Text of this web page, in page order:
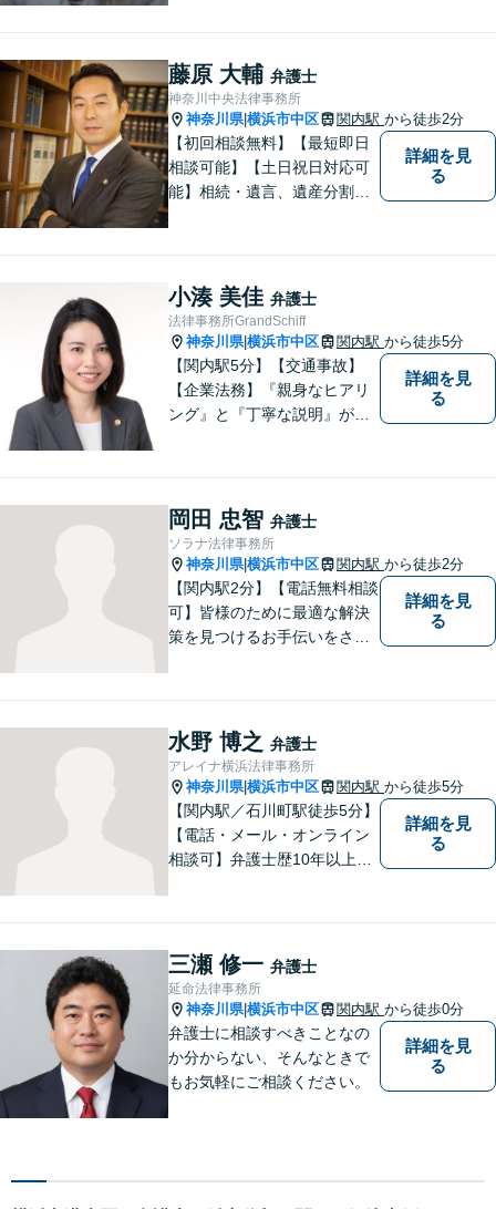
は、離婚/相続/不動産・建築/
交通事故/消費者被害等です。
お気軽にご相談ください。
藤原 大輔 弁護士
神奈川中央法律事務所
神奈川県|横浜市中区 関内駅 から徒歩2分
【初回相談無料】【最短即日
相談可能】【土日祝日対応可
能】相続・遺言、遺産分割、
い。損のない、適切な、早期
解決方法をご提案し、事件解
決のため尽力いたします。
詳細を見
る
小湊 美佳 弁護士
法律事務所GrandSchiff
神奈川県|横浜市中区 関内駅 から徒歩5分
【関内駅5分】【交通事故】
【企業法務】『親身なヒアリ
ング』と『丁寧な説明』がモ
頼者様が安心して将来を過ご
せるようになるための支援を
いたします。
詳細を見
る
岡田 忠智 弁護士
ソラナ法律事務所
神奈川県|横浜市中区 関内駅 から徒歩2分
【関内駅2分】【電話無料相談
可】皆様のために最適な解決
策を見つけるお手伝いをさせ
ポートを提供します。どうぞ
お気軽にご相談ください。
詳細を見
る
水野 博之 弁護士
アレイナ横浜法律事務所
神奈川県|横浜市中区 関内駅 から徒歩5分
【関内駅／石川町駅徒歩5分】
【電話・メール・オンライン
相談可】弁護士歴10年以上！
てまいります。まずはお気軽
にご相談を！【法テラス対応
可】
詳細を見
る
三瀬 修一 弁護士
延命法律事務所
神奈川県|横浜市中区 関内駅 から徒歩0分
弁護士に相談すべきことなの
か分からない、そんなときで
もお気軽にご相談ください。
詳細を見
る